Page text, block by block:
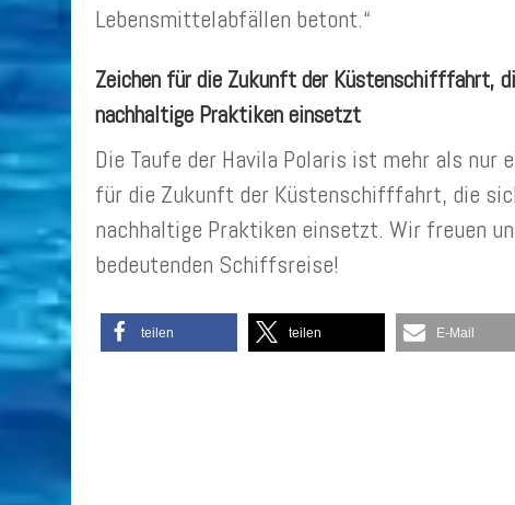
Lebensmittelabfällen betont.“
Zeichen für die Zukunft der Küstenschifffahrt,
nachhaltige Praktiken einsetzt
Die Taufe der Havila Polaris ist mehr als
für die Zukunft der Küstenschifffahrt, die
nachhaltige Praktiken einsetzt. Wir freuen
bedeutenden Schiffsreise!
teilen teilen E-Mail